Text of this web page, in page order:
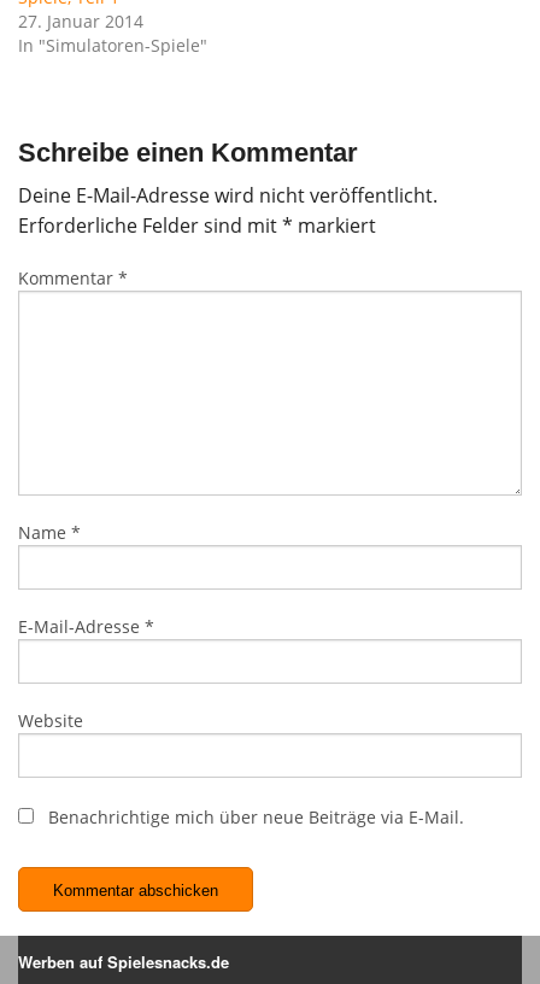
27. Januar 2014
In "Simulatoren-Spiele"
Schreibe einen Kommentar
Deine E-Mail-Adresse wird nicht veröffentlicht.
Erforderliche Felder sind mit* markiert
Kommentar *
Name *
E-Mail-Adresse *
Website
Benachrichtige mich über neue Beiträge via E-Mail.
Werben auf Spielesnacks.de